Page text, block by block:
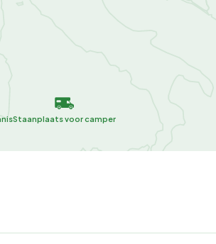
Staanplaats voor camper